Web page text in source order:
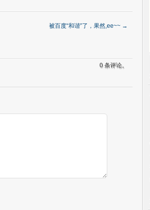
被百度“和谐”了，果然,ee~~ →
0 条评论。